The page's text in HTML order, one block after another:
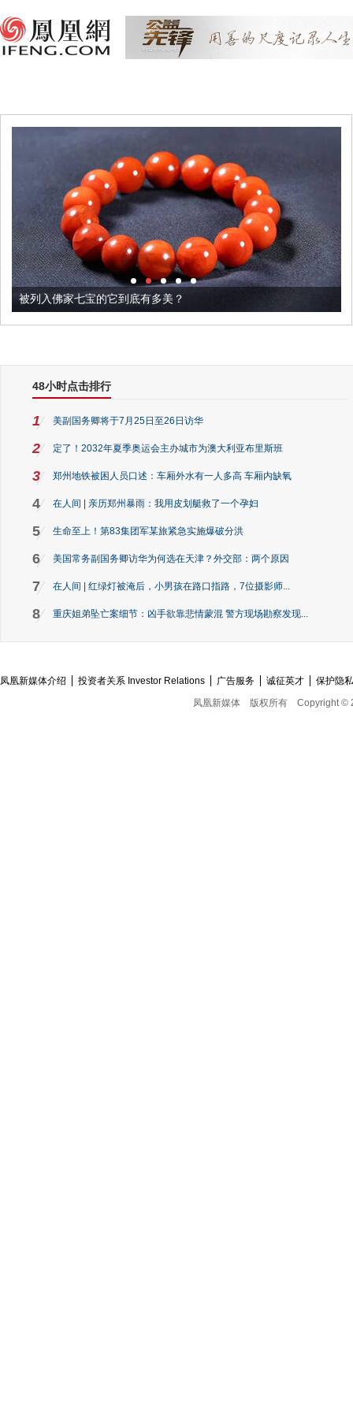
被列入佛家七宝的它到底有多美？
48小时点击排行
1 美副国务卿将于7月25日至26日访华
2 定了！2032年夏季奥运会主办城市为澳大利亚布里斯班
3 郑州地铁被困人员口述：车厢外水有一人多高 车厢内缺氧
4 在人间 | 亲历郑州暴雨：我用皮划艇救了一个孕妇
5 生命至上！第83集团军某旅紧急实施爆破分洪
6 美国常务副国务卿访华为何选在天津？外交部：两个原因
7 在人间 | 红绿灯被淹后，小男孩在路口指路，7位摄影师...
8 重庆姐弟坠亡案细节：凶手欲靠悲情蒙混 警方现场勘察发现...
凤凰新媒体介绍 投资者关系 Investor Relations 广告服务 诚征英才
保护隐
凤凰新媒体
版权所有 Copyright ©